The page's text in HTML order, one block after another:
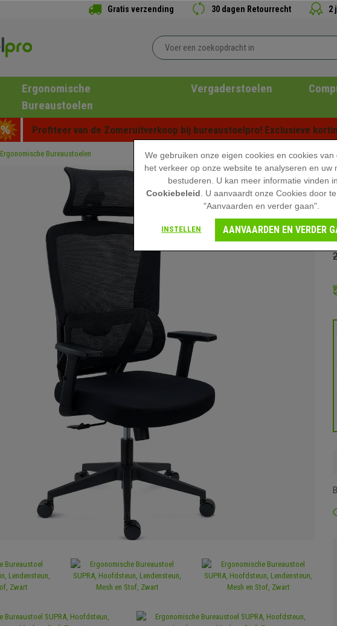
Gratis verzending 30 dagen Retourrecht 2
Ergonomische
Bureaustoelen
Vergaderstoelen
Profiteer van de Zomeruitverkoop bij bureaustoelpro! Exclusieve
Ergonomische Bureaustoelen
We gebruiken onze eigen cookies en cookies van
het verkeer op onze website te analyseren en uw
bestuderen. U kan meer informatie vinden
Cookiebeleid . U aanvaardt onze Cookies door
"Aanvaarden en verder gaan".
INSTELLEN AANVAARDEN EN VERDER